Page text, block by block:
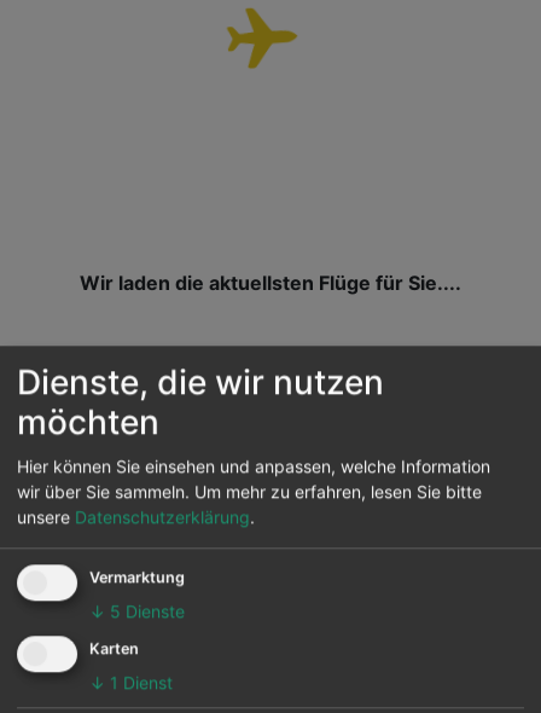
Wir laden die aktuellsten Flüge für Sie....
Sie suchen nach weiteren Infos zum Airport
Guangzhou ? Dann finden Sie hier auch das Airport-
Profil vonGuangzhou (CAN)
Flugverbindungen zum
Flughafen Guangzhou ab
deutschen Airports:
Flug von Frankfurt Main nach
Guangzhou
Dienste, die wir nutzen
möchten
Hier können Sie einsehen und anpassen, welche Information
wir über Sie sammeln. Um mehr zu erfahren, lesen Sie bitte
unsere Datenschutzerklärung.
Vermarktung
↓ 5 Dienste
Karten
↓ 1 Dienst